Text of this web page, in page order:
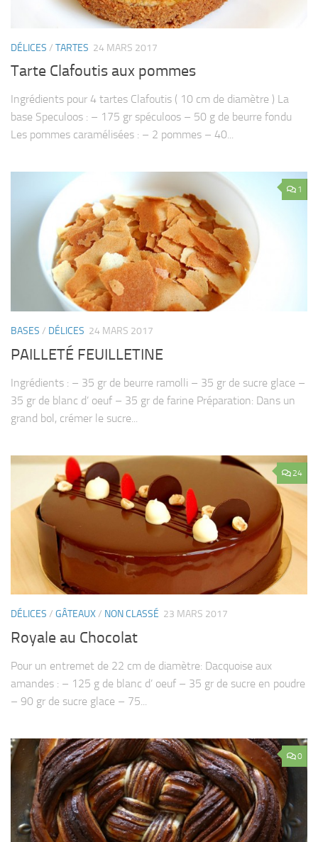
DÉLICES / TARTES 24 MARS 2017
Tarte Clafoutis aux pommes
Ingrédients pour 4 tartes Clafoutis ( 10 cm de diamètre ) La
base Speculoos : – 175 gr spéculoos – 50 g de beurre fondu
Les pommes caramélisées : – 2 pommes – 40...
1
BASES / DÉLICES 24 MARS 2017
PAILLETÉ FEUILLETINE
Ingrédients : – 35 gr de beurre ramolli – 35 gr de sucre glace –
35 gr de blanc d’ oeuf – 35 gr de farine Préparation: Dans un
grand bol, crémer le sucre...
24
DÉLICES / GÂTEAUX/ NON CLASSÉ 23 MARS 2017
Royale au Chocolat
Pour un entremet de 22 cm de diamètre: Dacquoise aux
amandes : – 125 g de blanc d’ oeuf – 35 gr de sucre en poudre
– 90 gr de sucre glace – 75...
0